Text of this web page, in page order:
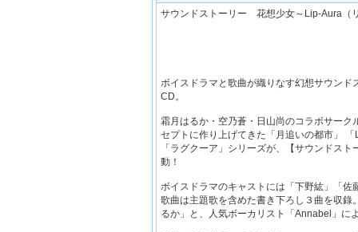
サウンドストーリー 花想少女～Lip-Aura（
ボイスドラマと歌曲が織りなす幻想サウン
CD。
霜月はるか・空乃蒼・日山尚のコラボサー
セプトに作り上げてきた「月追いの都市」
「ラグクーア」シリーズが、【サウンドス
動！
ボイスドラマのキャストには「下野紘」「
歌曲は主題歌を含めた書き下ろし３曲を収
るか」と、人気ボーカリスト「Annabel」に